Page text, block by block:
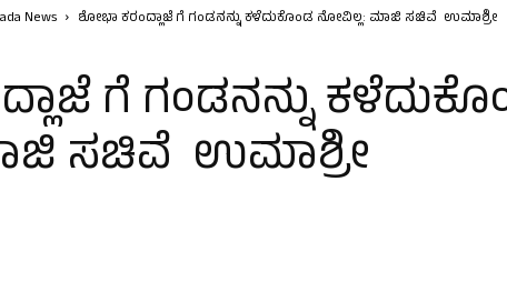
News ಶೋಭಾ ಕರಂದ್ಲಾಜೆ ಗೆ ಗಂಡನನ್ನು ಕಳೆದುಕೊಂಡ ನೋವಿಲ್ಲ: ಮಾಜಿ ಸಚಿವೆ ಉಮಾಶ್ರೀ
ಗೆ ಗಂಡನನ್ನು
ಸಚಿವೆ ಉಮಾಶ್ರೀ